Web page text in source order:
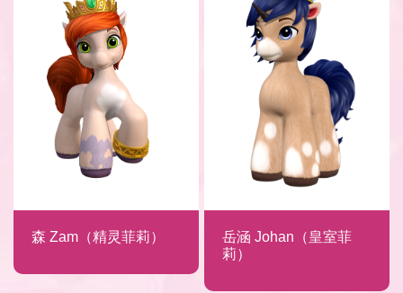
森 Zam（精灵菲莉）
岳涵 Johan（皇室菲
莉）